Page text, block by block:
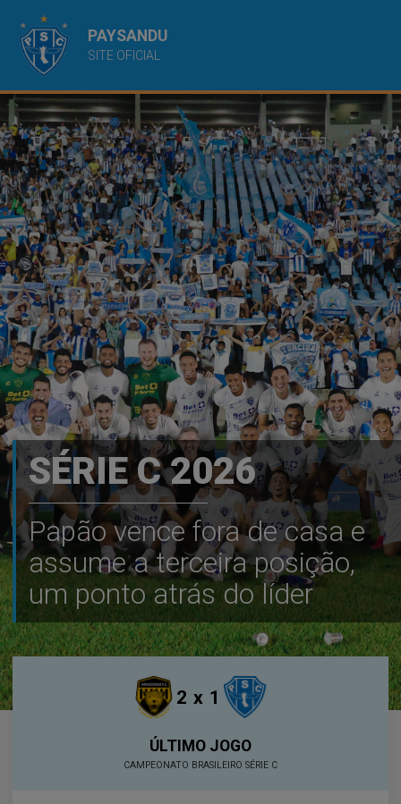
PAYSANDU
SITE OFICIAL
SÉRIE C 2026
Papão vence fora de casa e
assume a terceira posição,
um ponto atrás do líder
2 x 1
ÚLTIMO JOGO
CAMPEONATO BRASILEIRO SÉRIE C